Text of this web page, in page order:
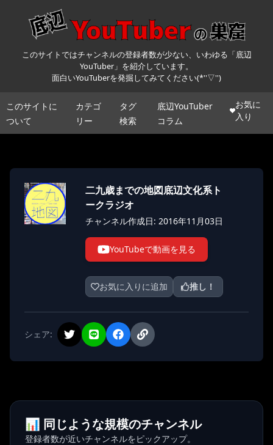
このサイトではチャンネルの登録者数が少ない、いわゆる「底辺
YouTuber」を紹介しています。
面白いYouTuberを発掘してみてください(*''▽'')
このサイトに
ついて
カテゴ
リー
タグ
検索
底辺YouTuber
コラム
お気に
入り
二九歳までの地図底辺文化系ト
ークラジオ
チャンネル作成日: 2016年11月03日
YouTubeで動画を見る
お気に入りに追加 推し！
シェア:
📊 同じような規模のチャンネル
登録者数が近いチャンネルをピックアップ。